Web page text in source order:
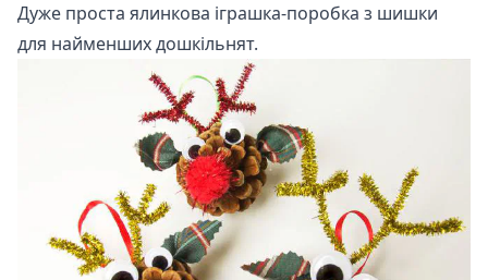
Дуже проста ялинкова іграшка-поробка з шишки
для найменших дошкільнят.